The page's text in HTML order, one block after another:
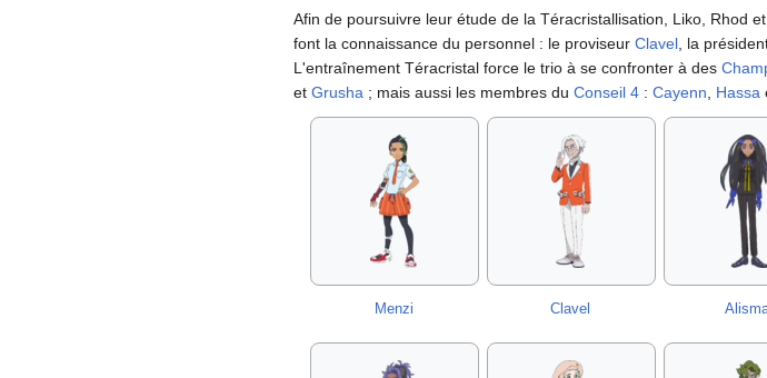
Afin de poursuivre leur étude de la Téracristallisation, Liko, Rhod
font la connaissance du personnel : le proviseur Clavel , la
L'entraînement Téracristal force le trio à se confronter à des
et Grusha ; mais aussi les membres du Conseil 4 : Cayenn Hassa
Menzi Clavel